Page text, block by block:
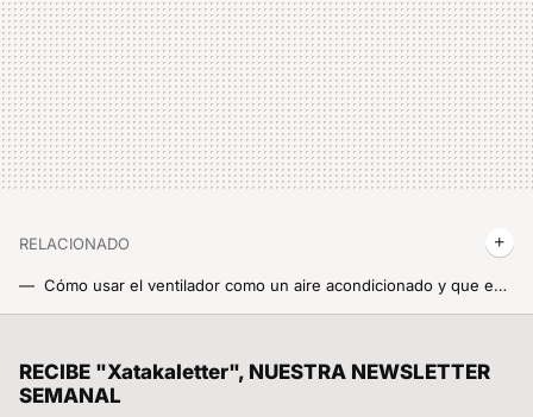
RELACIONADO
Cómo usar el ventilador como un aire acondicionado y que eche frío gracias a este trucazo
RECIBE "Xatakaletter", NUESTRA NEWSLETTER
SEMANAL